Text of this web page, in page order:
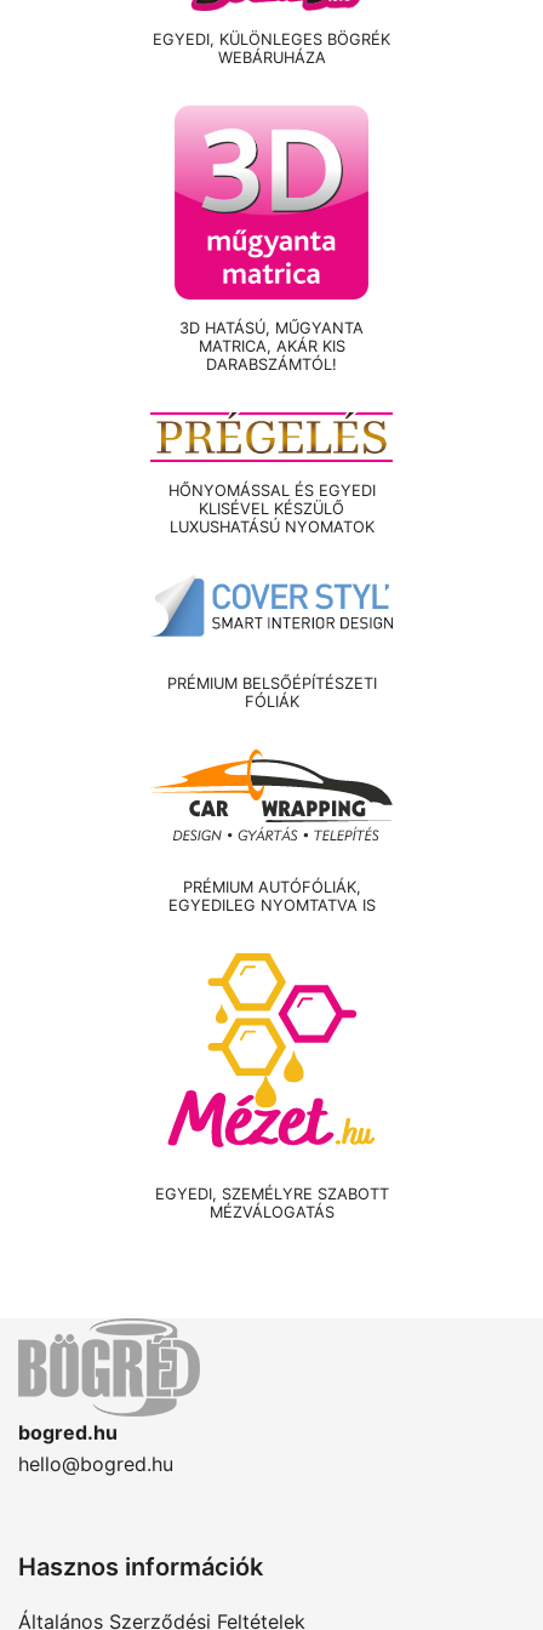
EGYEDI, KÜLÖNLEGES BÖGRÉK
WEBÁRUHÁZA
3D HATÁSÚ, MŰGYANTA
MATRICA, AKÁR KIS
DARABSZÁMTÓL!
HŐNYOMÁSSAL ÉS EGYEDI
KLISÉVEL KÉSZÜLŐ
LUXUSHATÁSÚ NYOMATOK
PRÉMIUM BELSŐÉPÍTÉSZETI
FÓLIÁK
PRÉMIUM AUTÓFÓLIÁK,
EGYEDILEG NYOMTATVA IS
EGYEDI, SZEMÉLYRE SZABOTT
MÉZVÁLOGATÁS
bogred.hu
hello@bogred.hu
Hasznos információk
Általános Szerződési Feltételek